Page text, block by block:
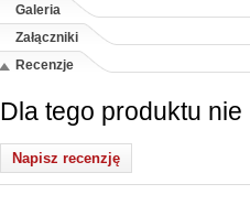
Galeria
Załączniki
Recenzje
Dla tego produktu
Napisz recenzję